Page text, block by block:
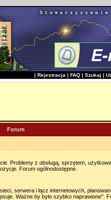
| Rejestracja | FAQ | Szukaj |
Forum
Problemy z obsługą, sprzętem,
Forum ogólnodostępne.
serwera i łącz internetowych,
Ważne by było szybko naprawione".